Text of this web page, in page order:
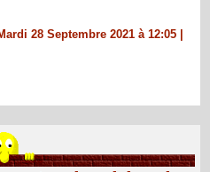
28 Septembre 2021 à 12:05